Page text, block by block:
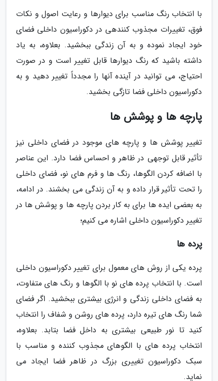
با انتخاب رنگ مناسب برای دیوارها و رعایت اصول و نکات
فوق، تغییرات مجذوب کنندهی در دکوراسیون داخلی فضای
خود ایجاد نموده و به آن زندگی ببخشید. بعلاوه، به یاد
داشته باشید که رنگ دیوارها قابل تغییر است و در صورت
احتیاج، می توانید در آینده آنها را مجدداً تغییر دهید و به
دکوراسیون داخلی فضا تازگی بخشید.
پارچه ها و پوشش ها
تغییر پوشش ها و پارچه های موجود در فضای داخلی نیز
تأثیر قابل توجهی در ظاهر و احساس فضا دارد. این عناصر
با اضافه کردن الگوها، رنگ ها و فرم های نو، فضای داخلی
را تحت تأثیر قرار داده و به آن زندگی می بخشند. در ادامه،
به بعضی ایده ها برای به کار بردن پارچه ها و پوشش ها در
تغییر دکوراسیون داخلی اشاره می کنیم؛
پرده ها
پرده یکی از روش های معمول برای تغییر دکوراسیون داخلی
است. با انتخاب پرده های نو با الگوها و رنگ های متفاوت،
به فضای داخلی زندگی و انرژی بیشتری ببخشید. اگر فضای
شما رنگ های تیره دارد، پرده های روشن و شفاف را انتخاب
کنید تا نور طبیعی بیشتری به داخل فضا بتابد. بعلاوه،
انتخاب پرده های با الگوهای مجذوب کننده و مناسب با
سبک دکوراسیون تغییری بزرگ در ظاهر فضا ایجاد می
نماید.